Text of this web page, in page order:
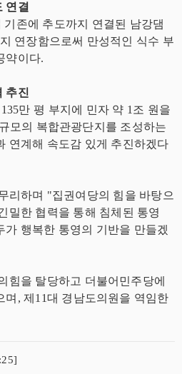
연결
기존에 추도까지 연결된 남강댐
연장함으로써 만성적인 식수 부
약이다.
추진
만 평 부지에 민자 약 1조 원을
모의 복합관광단지를 조성하는
연계해 속도감 있게 추진하겠다
리하며 "집권여당의 힘을 바탕으
밀한 협력을 통해 침체된 통영
가 행복한 통영의 기반을 만들겠
힘을 탈당하고 더불어민주당에
며, 제11대 경남도의원을 역임한